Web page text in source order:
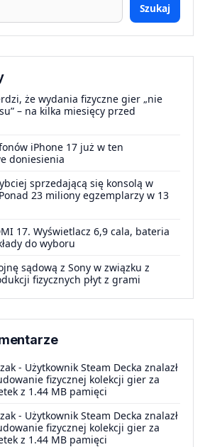
Szukaj
że wydania fizyczne gier „nie
– na kilka miesięcy przed
iPhone 17 już w ten
doniesienia
sprzedającą się konsolą w
23 miliony egzemplarzy w 13
17. Wyświetlacz 6,9 cala, bateria
do wyboru
sądową z Sony w związku z
fizycznych płyt z grami
- Użytkownik Steam Decka znalazł
fizycznej kolekcji gier za
z 1.44 MB pamięci
- Użytkownik Steam Decka znalazł
fizycznej kolekcji gier za
z 1.44 MB pamięci